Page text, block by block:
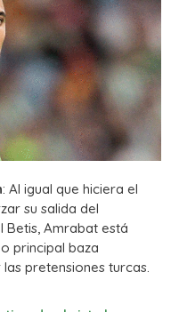
: Al igual que hiciera el
su salida del
Betis, Amrabat está
principal baza
pretensiones turcas.